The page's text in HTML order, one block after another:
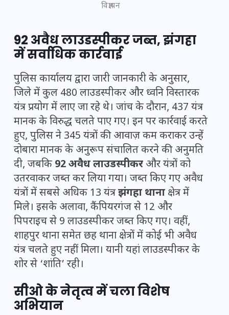
विज्ञापन
92 अवैध लाउडस्पीकर जब्त, झंगहा
में सर्वाधिक कार्रवाई
पुलिस कार्यालय द्वारा जारी जानकारी के अनुसार,
जिले में कुल 480 लाउडस्पीकर और ध्वनि विस्तारक
यंत्र प्रयोग में लाए जा रहे थे। जांच के दौरान, 437 यंत्र
मानक के विरुद्ध चलते पाए गए। इन पर कार्रवाई करते
हुए, पुलिस ने 345 यंत्रों की आवाज़ कम कराकर उन्हें
दोबारा मानक के अनुरूप संचालित करने की अनुमति
दी, जबकि 92 अवैध लाउडस्पीकर और यंत्रों को
उतरवाकर जब्त कर लिया गया। जब्त किए गए अवैध
यंत्रों में सबसे अधिक 13 यंत्रझंगहा थाना क्षेत्र में
मिले। इसके अलावा, कैंपियरगंज से 12 और
पिपराइच से 9 लाउडस्पीकर जब्त किए गए। वहीं,
शाहपुर थाना समेत छह थाना क्षेत्रों में कोई भी अवैध
यंत्र चलते हुए नहीं मिला। यानी यहां लाउडस्पीकर के
शोर से ‘शांति’ रही।
सीओ के नेतृत्व में चला विशेष
अभियान